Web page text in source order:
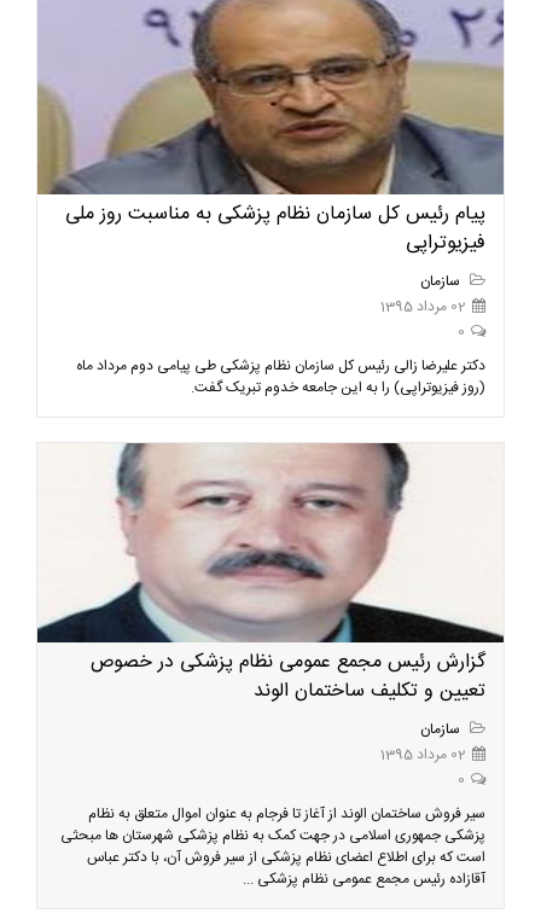
پیام رئیس کل سازمان نظام پزشکی به مناسبت روز ملی
فیزیوتراپی
سازمان
02 مرداد 1395
0
دکتر علیرضا زالی رئیس کل سازمان نظام پزشکی طی پیامی دوم مرداد ماه
(روز فیزیوتراپی) را به این جامعه خدوم تبریک گفت.
گزارش رئیس مجمع عمومی نظام پزشکی در خصوص
تعیین و تکلیف ساختمان الوند
سازمان
02 مرداد 1395
0
سیر فروش ساختمان الوند از آغاز تا فرجام به عنوان اموال متعلق به نظام
پزشکی جمهوری اسلامی در جهت کمک به نظام پزشکی شهرستان ها مبحثی
است که برای اطلاع اعضای نظام پزشکی از سیر فروش آن، با دکتر عباس
آقازاده رئیس مجمع عمومی نظام پزشکی ...